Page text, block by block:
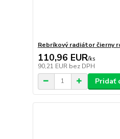
Rebríkový radiátor čierny
110,96 EUR/ks
90,21 EUR bez DPH
Pridať